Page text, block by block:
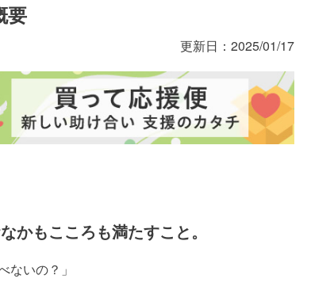
要
更新日： 2025/01/17
かもこころも満たすこと。
ないの？」